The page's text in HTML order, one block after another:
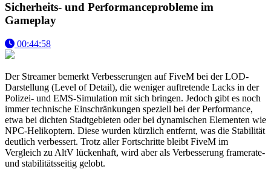
Sicherheits- und Performanceprobleme im
Gameplay
00:44:58
Der Streamer bemerkt Verbesserungen auf FiveM bei der LOD-
Darstellung (Level of Detail), die weniger auftretende Lacks in der
Polizei- und EMS-Simulation mit sich bringen. Jedoch gibt es noch
immer technische Einschränkungen speziell bei der Performance,
etwa bei dichten Stadtgebieten oder bei dynamischen Elementen wie
NPC-Helikoptern. Diese wurden kürzlich entfernt, was die Stabilität
deutlich verbessert. Trotz aller Fortschritte bleibt FiveM im
Vergleich zu AltV lückenhaft, wird aber als Verbesserung framerate-
und stabilitätsseitig gelobt.